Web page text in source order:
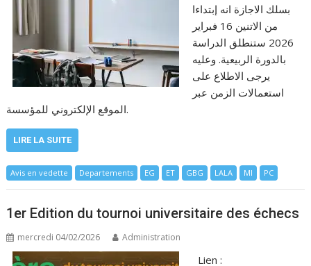
بسلك الاجازة انه إبتداءا
من الاتنين 16 فبراير
2026 ستنطلق الدراسة
بالدورة الربيعية. وعليه
يرجى الاطلاع على
استعمالات الزمن عبر
الموقع الإلكتروني للمؤسسة.
LIRE LA SUITE
Avis en vedette Departements EG ET GBG LALA MI PC
1er Edition du tournoi universitaire des échecs
mercredi 04/02/2026 Administration
Lien :